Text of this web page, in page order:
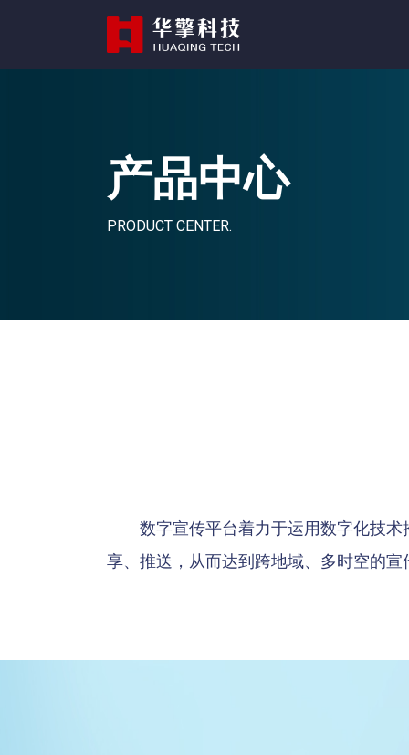
产品中心
PRODUCT CENTER.
数字宣传平台着力于运用数字化技
享、推送，从而达到跨地域、多时空的宣